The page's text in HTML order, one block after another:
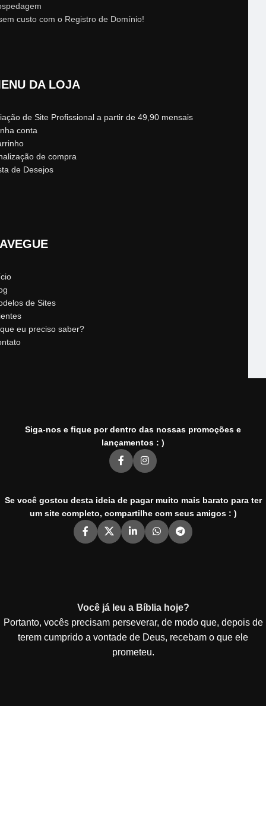
custo com o Registro de Domínio!
DA LOJA
de Site Profissional a partir de 49,90 mensais
conta
de compra
de Desejos
de Sites
eu preciso saber?
Siga-nos e fique por dentro das nossas promoções e
lançamentos : )
Se você gostou desta ideia de pagar muito mais barato para ter
um site completo, compartilhe com seus amigos : )
Você já leu a Bíblia hoje?
Portanto, vocês precisam perseverar, de modo que, depois de
terem cumprido a vontade de Deus, recebam o que ele
prometeu.